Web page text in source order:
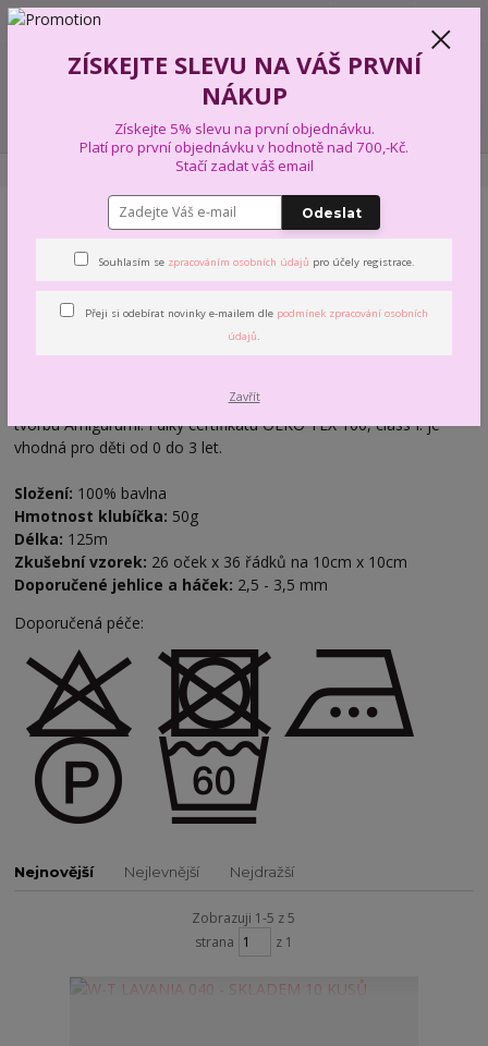
+420 739 574 103
0,00 Kč
MEZ CRAFTS W-T LAVANIA
W-T LAVANIA
LAVANIAje vyrobena z kvalitní 100% česané a mercerované
bavlny.
LAVANIA - doporučená pro pletení i háčkování, je skvělou volbou
pohodlí. Lavania je dostupná ve 20ti trendy barvách. Ideální i pro
tvorbu Amigurumi. I díky certifikátu OEKO TEX 100, class I. je
vhodná pro děti od 0 do 3 let.
Složení: 100% bavlna
Hmotnost klubíčka: 50g
Délka: 125m
Zkušební vzorek: 26 oček x 36 řádků na 10cm x 10cm
Doporučené jehlice a háček: 2,5 - 3,5 mm
Doporučená péče:
Nejnovější Nejlevnější Nejdražší
Zobrazuji 1-5 z 5
strana
z 1
ZÍSKEJTE SLEVU NA VÁŠ PRVNÍ
NÁKUP
Získejte 5% slevu na první objednávku.
Platí pro první objednávku v hodnotě nad 700,-Kč.
Stačí zadat váš email
Odeslat
Souhlasím se zpracováním osobních údajů pro účely registrace.
Přeji si odebírat novinky e-mailem dle podmínek zpracování osobních
údajů.
Zavřít